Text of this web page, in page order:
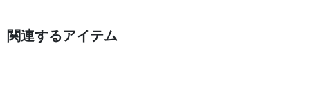
関連するアイテム